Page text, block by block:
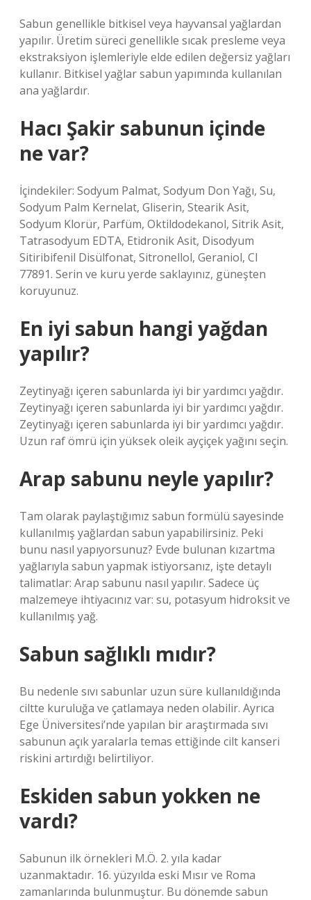
Sabun genellikle bitkisel veya hayvansal yağlardan
yapılır. Üretim süreci genellikle sıcak presleme veya
ekstraksiyon işlemleriyle elde edilen değersiz yağları
kullanır. Bitkisel yağlar sabun yapımında kullanılan
ana yağlardır.
Hacı Şakir sabunun içinde
ne var?
İçindekiler: Sodyum Palmat, Sodyum Don Yağı, Su,
Sodyum Palm Kernelat, Gliserin, Stearik Asit,
Sodyum Klorür, Parfüm, Oktildodekanol, Sitrik Asit,
Tatrasodyum EDTA, Etidronik Asit, Disodyum
Sitiribifenil Disülfonat, Sitronellol, Geraniol, CI
77891. Serin ve kuru yerde saklayınız, güneşten
koruyunuz.
En iyi sabun hangi yağdan
yapılır?
Zeytinyağı içeren sabunlarda iyi bir yardımcı yağdır.
Zeytinyağı içeren sabunlarda iyi bir yardımcı yağdır.
Zeytinyağı içeren sabunlarda iyi bir yardımcı yağdır.
Uzun raf ömrü için yüksek oleik ayçiçek yağını seçin.
Arap sabunu neyle yapılır?
Tam olarak paylaştığımız sabun formülü sayesinde
kullanılmış yağlardan sabun yapabilirsiniz. Peki
bunu nasıl yapıyorsunuz? Evde bulunan kızartma
yağlarıyla sabun yapmak istiyorsanız, işte detaylı
talimatlar: Arap sabunu nasıl yapılır. Sadece üç
malzemeye ihtiyacınız var: su, potasyum hidroksit ve
kullanılmış yağ.
Sabun sağlıklı mıdır?
Bu nedenle sıvı sabunlar uzun süre kullanıldığında
ciltte kuruluğa ve çatlamaya neden olabilir. Ayrıca
Ege Üniversitesi’nde yapılan bir araştırmada sıvı
sabunun açık yaralarla temas ettiğinde cilt kanseri
riskini artırdığı belirtiliyor.
Eskiden sabun yokken ne
vardı?
Sabunun ilk örnekleri M.Ö. 2. yıla kadar
uzanmaktadır. 16. yüzyılda eski Mısır ve Roma
zamanlarında bulunmuştur. Bu dönemde sabun